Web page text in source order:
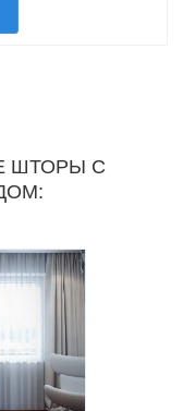
ШТОРЫ С